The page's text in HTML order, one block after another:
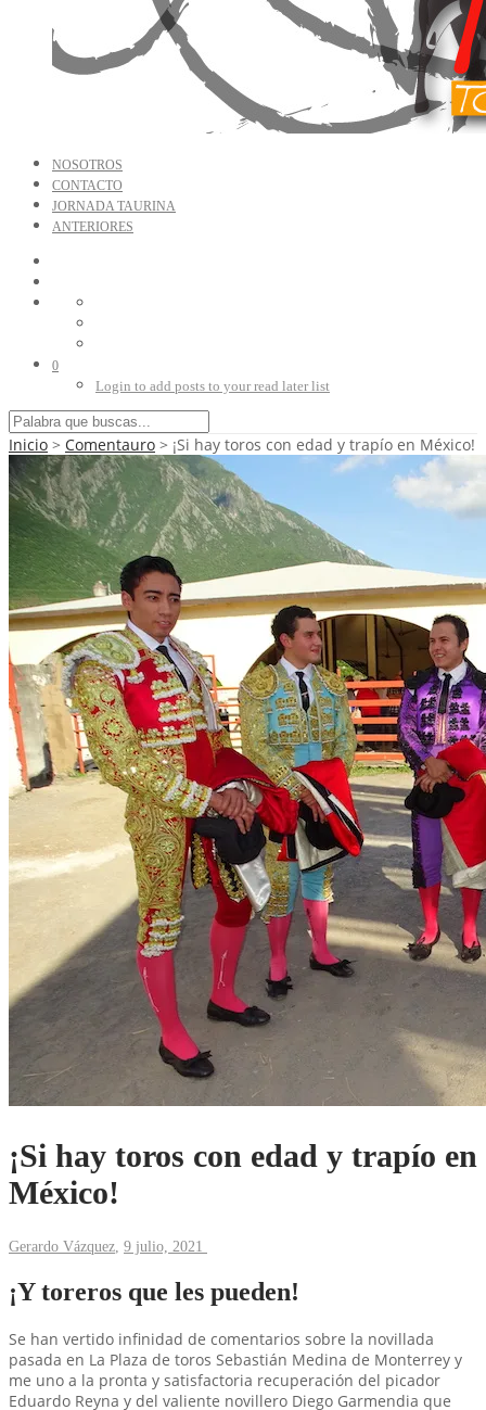
NOSOTROS
CONTACTO
JORNADA TAURINA
ANTERIORES
0
Login to add posts to your read later list
Inicio > Comentauro > ¡Si hay toros con edad y trapío en México!
¡Si hay toros con edad y trapío en
México!
Gerardo Vázquez, 9 julio, 2021
¡Y toreros que les pueden!
Se han vertido infinidad de comentarios sobre la novillada
pasada en La Plaza de toros Sebastián Medina de Monterrey y
me uno a la pronta y satisfactoria recuperación del picador
Eduardo Reyna y del valiente novillero Diego Garmendia que